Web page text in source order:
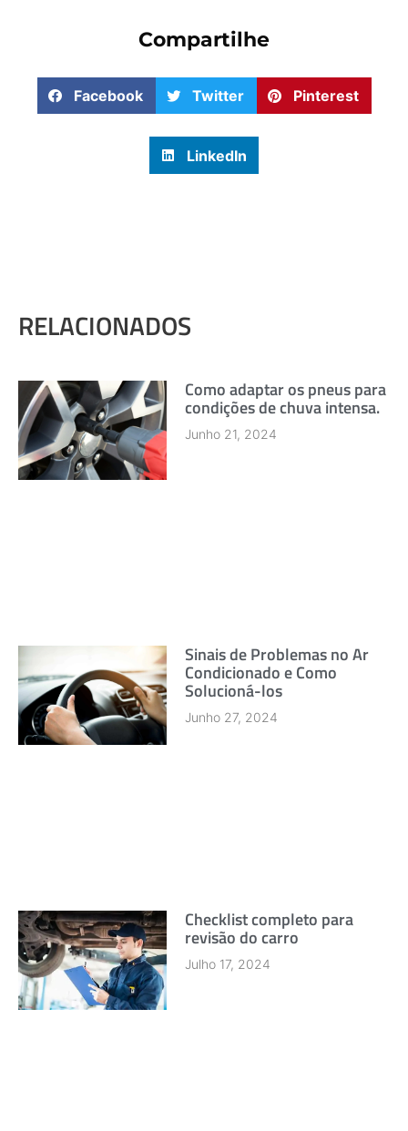
Compartilhe
Facebook Twitter Pinterest
LinkedIn
RELACIONADOS
Como adaptar os pneus para
condições de chuva intensa.
Junho 21, 2024
Sinais de Problemas no Ar
Condicionado e Como
Solucioná-los
Junho 27, 2024
Checklist completo para
revisão do carro
Julho 17, 2024